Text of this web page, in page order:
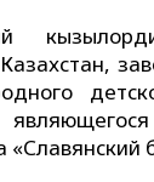
«Славянский